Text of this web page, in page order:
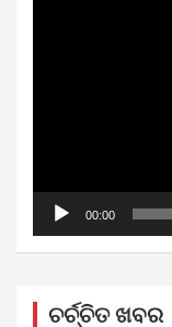
00:00
ଚର୍ଚ୍ଚିତ ଖବର